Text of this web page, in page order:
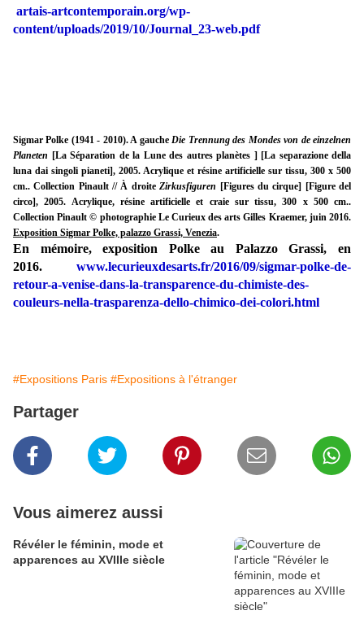
artais-artcontemporain.org/wp-
content/uploads/2019/10/Journal_23-web.pdf
Sigmar Polke (1941 - 2010). A gaucheDie Trennung des Mondes von de einzelnen
Planeten [La Séparation de la Lune des autres planètes ] [La separazione della
luna dai singoli pianeti], 2005. Acrylique et résine artificielle sur tissu, 300 x 500
cm.. Collection Pinault // À droiteZirkusfiguren [Figures du cirque] [Figure del
circo], 2005. Acrylique, résine artificielle et craie sur tissu, 300 x 500 cm..
Collection Pinault © photographie Le Curieux des arts Gilles Kraemer, juin 2016.
Exposition Sigmar Polke, palazzo Grassi, Venezia.
En mémoire, exposition Polke au Palazzo Grassi, en
2016. www.lecurieuxdesarts.fr/2016/09/sigmar-polke-de-
retour-a-venise-dans-la-transparence-du-chimiste-des-
couleurs-nella-trasparenza-dello-chimico-dei-colori.html
#Expositions Paris #Expositions à l'étranger
Partager
Vous aimerez aussi
​​​​​​​Révéler le féminin, mode et
apparences au XVIIIe siècle